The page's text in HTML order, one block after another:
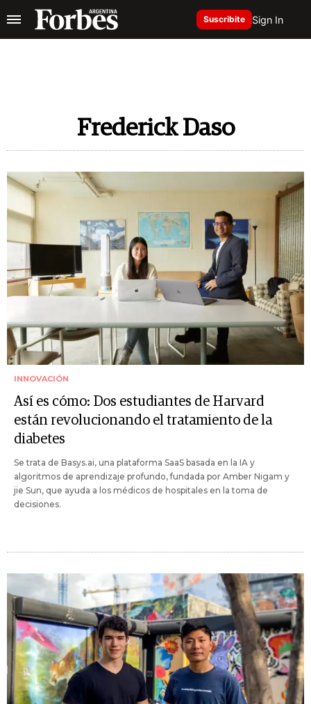
Suscribite Sign In
Frederick Daso
INNOVACIÓN
Así es cómo: Dos estudiantes de Harvard
están revolucionando el tratamiento de la
diabetes
Se trata de Basys.ai, una plataforma SaaS basada en la IA y
algoritmos de aprendizaje profundo, fundada por Amber Nigam y
jie Sun, que ayuda a los médicos de hospitales en la toma de
decisiones.